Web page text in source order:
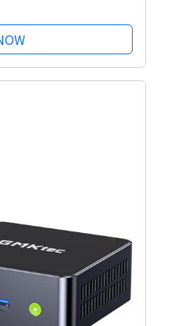
3.0/WiFi/キーボード